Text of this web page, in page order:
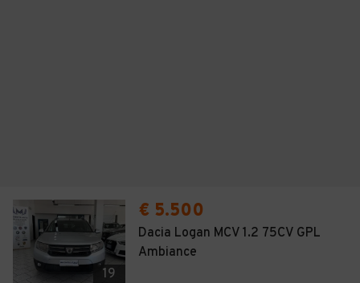
19
€ 5.500
Dacia Logan MCV 1.2 75CV GPL
Ambiance